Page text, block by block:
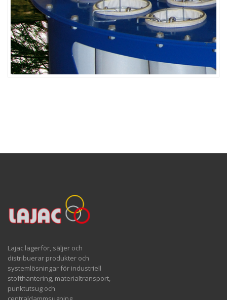
Lajac lagerför, säljer och
distribuerar produkter och
systemlösningar för industriell
stofthantering, materialtransport,
punktutsug och